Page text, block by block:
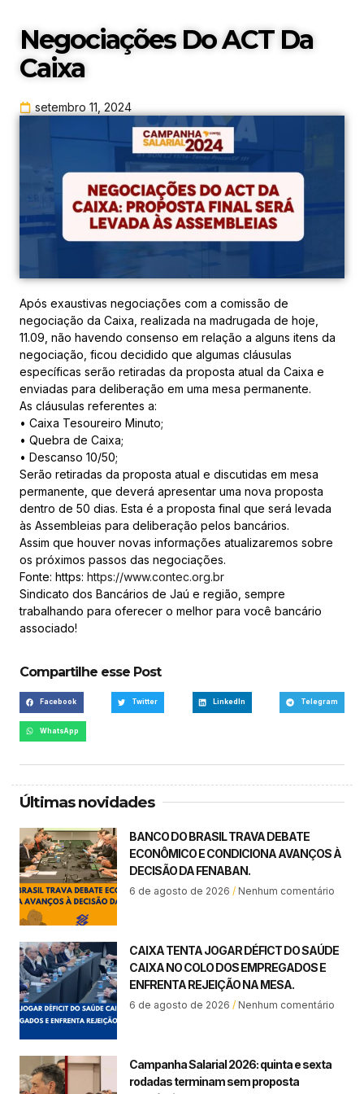
Negociações Do ACT Da
Caixa
setembro 11, 2024
Após exaustivas negociações com a comissão de
negociação da Caixa, realizada na madrugada de hoje,
11.09, não havendo consenso em relação a alguns itens da
negociação, ficou decidido que algumas cláusulas
específicas serão retiradas da proposta atual da Caixa e
enviadas para deliberação em uma mesa permanente.
As cláusulas referentes a:
• Caixa Tesoureiro Minuto;
• Quebra de Caixa;
• Descanso 10/50;
Serão retiradas da proposta atual e discutidas em mesa
permanente, que deverá apresentar uma nova proposta
dentro de 50 dias. Esta é a proposta final que será levada
às Assembleias para deliberação pelos bancários.
Assim que houver novas informações atualizaremos sobre
os próximos passos das negociações.
Fonte: https: https://www.contec.org.br
Sindicato dos Bancários de Jaú e região, sempre
trabalhando para oferecer o melhor para você bancário
associado!
Compartilhe esse Post
Facebook Twitter LinkedIn Telegram
WhatsApp
Últimas novidades
BANCO DO BRASIL TRAVA DEBATE
ECONÔMICO E CONDICIONA AVANÇOS À
DECISÃO DA FENABAN.
6 de agosto de 2026 Nenhum comentário
CAIXA TENTA JOGAR DÉFICT DO SAÚDE
CAIXA NO COLO DOS EMPREGADOS E
ENFRENTA REJEIÇÃO NA MESA.
6 de agosto de 2026 Nenhum comentário
Campanha Salarial 2026: quinta e sexta
rodadas terminam sem proposta